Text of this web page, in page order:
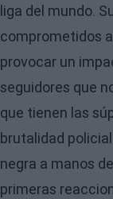
liga del mundo.
comprometidos
provocar un
seguidores que
que tienen las
brutalidad
negra a manos
primeras